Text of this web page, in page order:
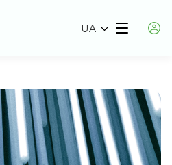
UA